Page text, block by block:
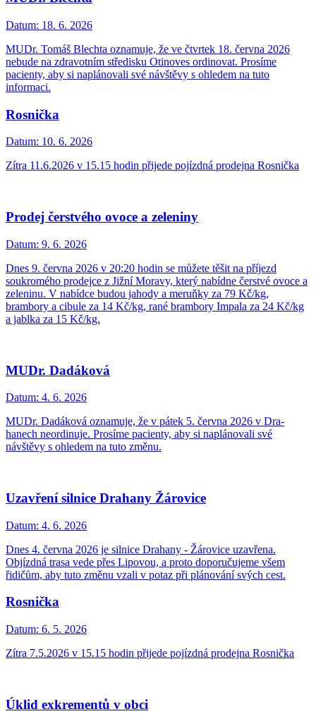
Datum: 18. 6. 2026
MUDr. Tomáš Blechta oznamuje, že ve čtvrtek 18. června 2026
nebude na zdravotním středisku Otinoves ordinovat. Prosíme
pacienty, aby si naplánovali své návštěvy s ohledem na tuto
informaci.
Rosnička
Datum: 10. 6. 2026
Zítra 11.6.2026 v 15.15 hodin přijede pojízdná prodejna Rosnička
Prodej čerstvého ovoce a zeleniny
Datum: 9. 6. 2026
Dnes 9. června 2026 v 20:20 hodin se můžete těšit na příjezd
soukromého prodejce z Jižní Moravy, který nabídne čerstvé ovoce a
zeleninu. V nabídce budou jahody a meruňky za 79 Kč/kg,
brambory a cibule za 14 Kč/kg, rané brambory Impala za 24 Kč/kg
a jablka za 15 Kč/kg.
MUDr. Dadáková
Datum: 4. 6. 2026
MUDr. Dadáková oznamuje, že v pátek 5. června 2026 v Dra­
hanech neordinuje. Prosíme pacienty, aby si naplánovali své
návštěvy s ohledem na tuto změnu.
Uzavření silnice Drahany Žárovice
Datum: 4. 6. 2026
Dnes 4. června 2026 je silnice Drahany - Žárovice uzavřena.
Objízdná trasa vede přes Lipovou, a proto doporučujeme všem
řidičům, aby tuto změnu vzali v potaz při plánování svých cest.
Rosnička
Datum: 6. 5. 2026
Zítra 7.5.2026 v 15.15 hodin přijede pojízdná prodejna Rosnička
Úklid exkrementů v obci